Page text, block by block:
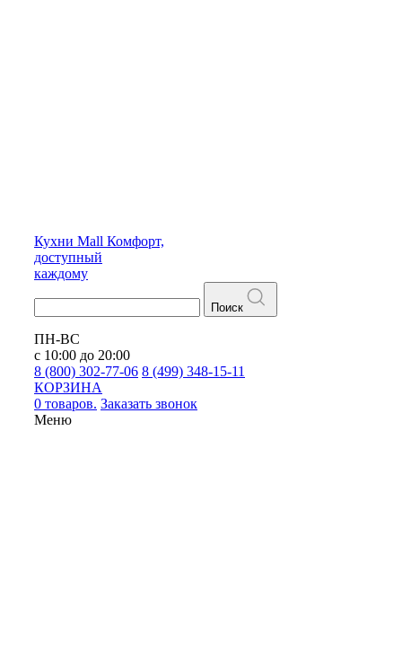
Кухни Mall Комфорт,
доступный
каждому
Поиск
ПН-ВС
с 10:00 до 20:00
8 (800) 302-77-06 8 (499) 348-15-11
КОРЗИНА
0 товаров. Заказать звонок
Меню